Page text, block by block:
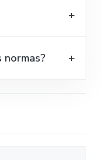
normas?